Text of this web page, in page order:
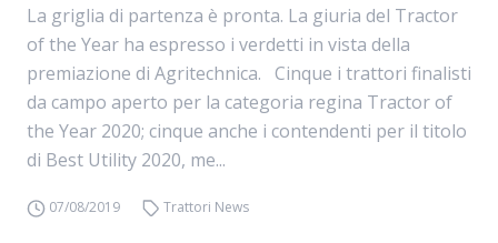
La griglia di partenza è pronta. La giuria del Tractor
of the Year ha espresso i verdetti in vista della
premiazione di Agritechnica. Cinque i trattori finalisti
da campo aperto per la categoria regina Tractor of
the Year 2020; cinque anche i contendenti per il titolo
di Best Utility 2020, me...
07/08/2019 Trattori News